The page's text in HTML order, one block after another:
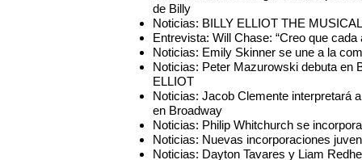
de Billy
Noticias: BILLY ELLIOT THE
Entrevista: Will Chase: “Creo que
Noticias: Emily Skinner se une a la
Noticias: Peter Mazurowski debuta en
ELLIOT
Noticias: Jacob Clemente interpretará
en Broadway
Noticias: Philip Whitchurch se
Noticias: Nuevas incorporaciones
Noticias: Dayton Tavares y Liam